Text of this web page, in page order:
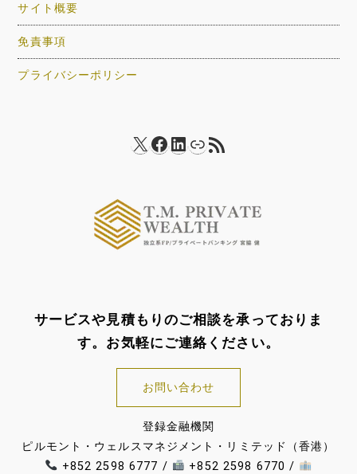
サイト概要
免責事項
プライバシーポリシー
X Facebook
LinkedIn
リンクRSS フィード
サービスや見積もりのご相談を承っておりま
す。お気軽にご連絡ください。
お問い合わせ
登録金融機関
ピルモント・ウェルスマネジメント・リミテッド（香港）
+852 2598 6777 /
+852 2598 6770 /